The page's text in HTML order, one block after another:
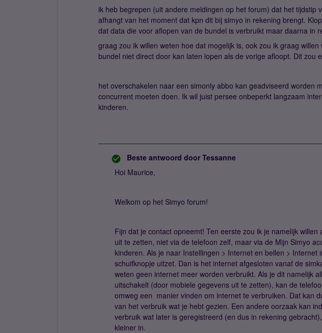
ik heb begrepen (uit andere meldingen op het forum) dat het tijdstip
afhangt van het moment dat kpn dit bij simyo in rekening brengt.
dat data die voor aflopen van de bundel is verbruikt maar daarna in
graag zou ik willen weten hoe dat mogelijk is, ook zou ik graag
bundel niet direct door kan laten lopen als de vorige afloopt. Dit zou
het overschakelen naar een simonly abbo kan geadviseerd worden
concurrent moeten doen. Ik wil juist persee onbeperkt langzaam
kinderen.
Beste antwoord door Tessanne
Hoi Maurice,
Welkom op het Simyo forum!
Fijn dat je contact opneemt! Ten eerste zou ik je namelijk
uit te zetten, niet via de telefoon zelf, maar via de Mijn Simyo
kinderen. Als je naar Instellingen > Internet en bellen > Internet
schuifknopje uitzet. Dan is het internet afgesloten vanaf de
weten geen internet meer worden verbruikt. Als je dit namelijk
uitschakelt (door mobiele gegevens uit te zetten), kan de
omweg een manier vinden om internet te verbruiken. Dat kan
van het verbruik wat je hebt gezien. Een andere oorzaak kan
verbruik wat later is geregistreerd (en dus in rekening
kleiner in.